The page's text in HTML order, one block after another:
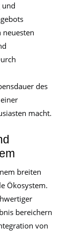
und
neuesten
des
macht.
breiten
Ökosystem.
bereichern
von